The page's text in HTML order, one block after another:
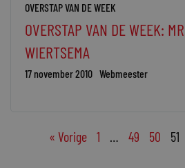
OVERSTAP VAN DE WEEK
OVERSTAP VAN DE WEEK:
WIERTSEMA
17 november 2010 Webmeester
« Vorige 1 … 49 50 51